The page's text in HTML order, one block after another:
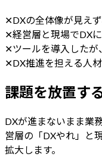
✕DXの全体像が見え
✕経営層と現場でDX
✕ツールを導入した
✕DX推進を担える人
課題を放置す
DXが進まないまま業
営層の「DXやれ」と
拡大します。